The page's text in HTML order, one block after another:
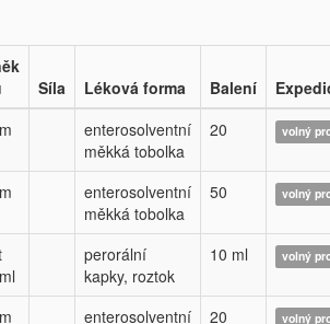
Síla Léková forma Balení
enterosolventní
měkká tobolka
20 volný
enterosolventní
měkká tobolka
50 volný
perorální
kapky, roztok
10 ml volný
enterosolventní
20 volný